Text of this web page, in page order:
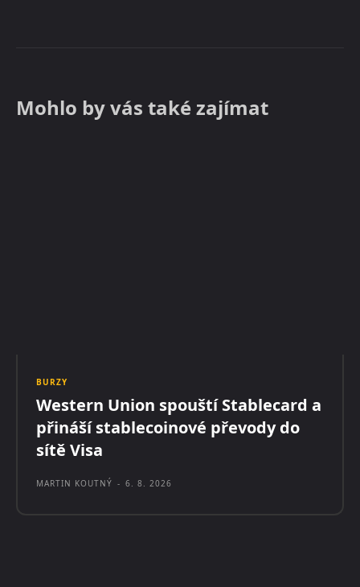
Mohlo by vás také zajímat
BURZY
Western Union spouští Stablecard a
přináší stablecoinové převody do
sítě Visa
MARTIN KOUTNÝ - 6. 8. 2026